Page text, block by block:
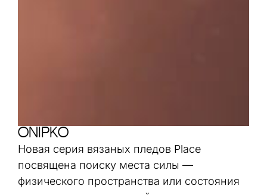
onipko
Новая серия вязаных пледов Place
посвящена поиску места силы —
физического пространства или состояния